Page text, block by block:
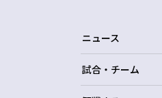
ニュース
試合・チーム